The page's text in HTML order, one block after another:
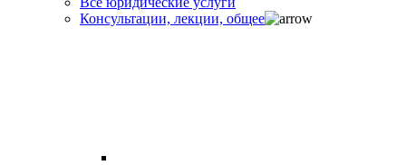
Консультации, лекции, общее